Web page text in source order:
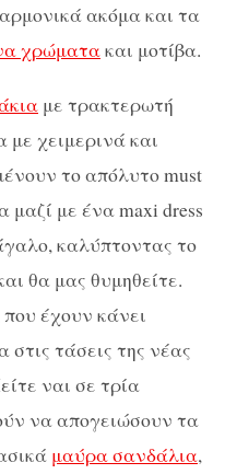
ακόμα και τα
χρώματακαι μοτίβα.
με τρακτερωτή
με χειμερινά και
το απόλυτο must
μαζί με ένα maxi dress
καλύπτοντας το
θα μας θυμηθείτε.
έχουν κάνει
τάσεις της νέας
ναι σε τρία
να απογειώσουν τα
μαύρα σανδάλια,